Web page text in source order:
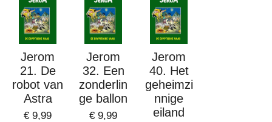
Jerom
21. De
robot van
Astra
€ 9,99
Jerom
32. Een
zonderlin
ge ballon
€ 9,99
Jerom
40. Het
geheimzi
nnige
eiland